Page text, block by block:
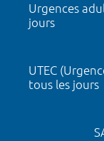
Urgences
jours
UTEC
tous les jours